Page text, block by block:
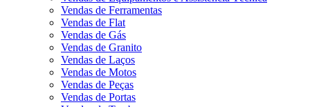
Vendas de Ferramentas
Vendas de Flat
Vendas de Gás
Vendas de Granito
Vendas de Laços
Vendas de Motos
Vendas de Peças
Vendas de Portas